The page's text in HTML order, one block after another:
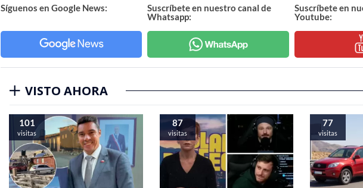
Síguenos en Google News:
Suscríbete en nuestro canal de
Whatsapp:
Suscríbete en
Youtube:
VISTO AHORA
101
visitas
87
visitas
77
visitas